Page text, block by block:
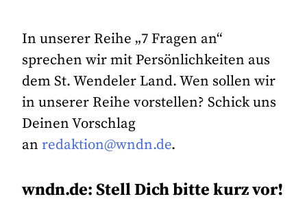
In unserer Reihe „7 Fragen an“
sprechen wir mit Persönlichkeiten aus
dem St. Wendeler Land. Wen sollen wir
in unserer Reihe vorstellen? Schick uns
Deinen Vorschlag
anredaktion@wndn.de.
wndn.de: Stell Dich bitte kurz vor!